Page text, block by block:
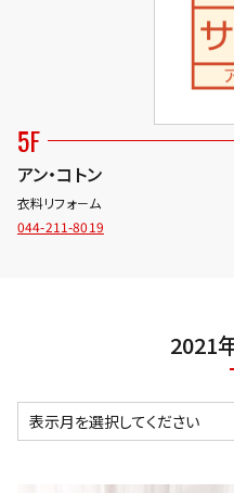
5F
アン・コトン
衣料リフォ－ム
044-211-8019
2021
表示月を選択してください